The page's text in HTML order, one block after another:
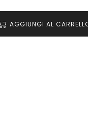
AGGIUNGI AL